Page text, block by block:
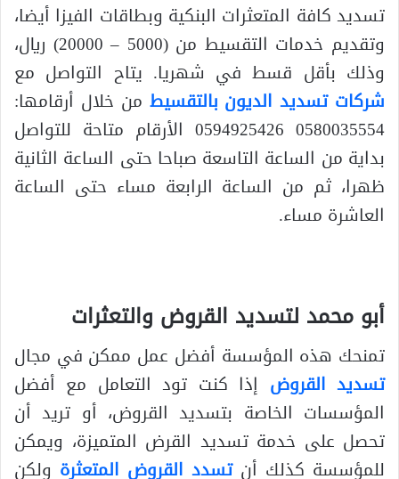
تسديد كافة المتعثرات البنكية وبطاقات الفيزا أيضا،
وتقديم خدمات التقسيط من (5000 – 20000) ريال،
وذلك بأقل قسط في شهريا. يتاح التواصل مع
شركات تسديد الديون بالتقسيط من خلال أرقامها:
0580035554 0594925426 الأرقام متاحة للتواصل
بداية من الساعة التاسعة صباحا حتى الساعة الثانية
ظهرا، ثم من الساعة الرابعة مساء حتى الساعة
العاشرة مساء.
أبو محمد لتسديد القروض والتعثرات
تمنحك هذه المؤسسة أفضل عمل ممكن في مجال
تسديد القروض إذا كنت تود التعامل مع أفضل
المؤسسات الخاصة بتسديد القروض، أو تريد أن
تحصل على خدمة تسديد القرض المتميزة، ويمكن
للمؤسسة كذلك أن تسدد القروض المتعثرة ولكن